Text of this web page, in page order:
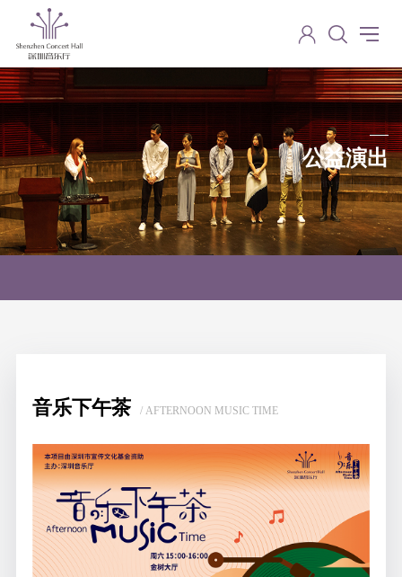
公益演出
Charity performance
音乐下午茶 / AFTERNOON MUSIC TIME